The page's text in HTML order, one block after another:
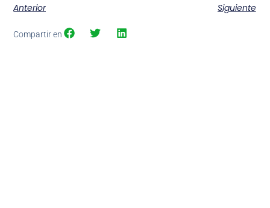
Anterior Siguiente
Compartir en